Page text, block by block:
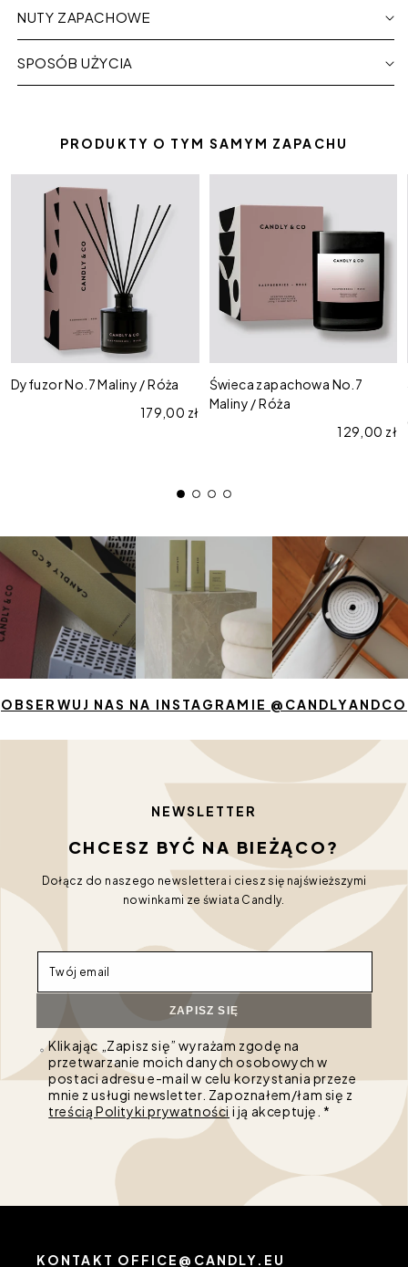
NUTY ZAPACHOWE
SPOSÓB UŻYCIA
PRODUKTY O TYM SAMYM ZAPACHU
Dyfuzor
Róża
Dyfuzor No.7 Maliny / Róża
Cena regularna
179,00 zł
zapachowa
No.7
Maliny
Róża
Świeca zapachowa No.7
Maliny / Róża
Cena
129,00 zł
OBSERWUJ NAS NA INSTAGRAMIE @CANDLYANDCO
NEWSLETTER
CHCESZ BYĆ NA BIEŻĄCO?
Dołącz do naszego newslettera i ciesz się najświeższymi
nowinkami ze świata Candly.
Twój email
ZAPISZ SIĘ
Klikając „Zapisz się” wyrażam zgodę na
przetwarzanie moich danych osobowych w
postaci adresu e-mail w celu korzystania przeze
mnie z usługi newsletter. Zapoznałem/łam się z
treścią Polityki prywatności i ją akceptuję. *
KONTAKT OFFICE@CANDLY.EU